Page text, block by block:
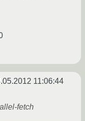
11:06:44
fetch